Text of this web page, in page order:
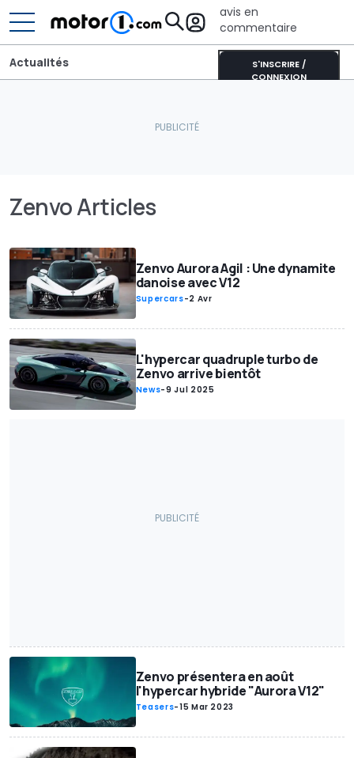
avis en
commentaire
S'INSCRIRE /
CONNEXION
Actualités
Zenvo Articles
Zenvo Aurora Agil : Une dynamite
danoise avec V12
Supercars-2 Avr
L'hypercar quadruple turbo de
Zenvo arrive bientôt
News-9 Jul 2025
Zenvo présentera en août
l'hypercar hybride "Aurora V12"
Teasers-15 Mar 2023